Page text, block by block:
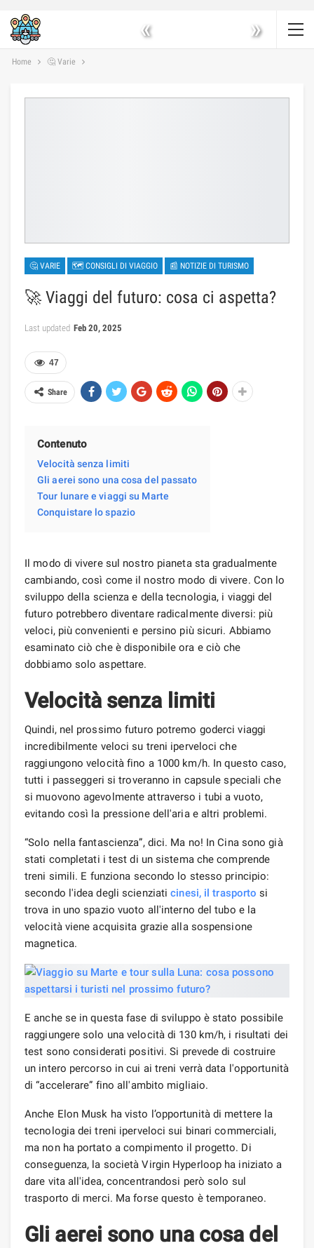
« »
Home 🤔 Varie
🤔 VARIE 🗺 CONSIGLI DI VIAGGIO 📰 NOTIZIE DI TURISMO
🚀 Viaggi del futuro: cosa ci aspetta?
Last updated Feb 20, 2025
47
Share
Contenuto
Velocità senza limiti
Gli aerei sono una cosa del passato
Tour lunare e viaggi su Marte
Conquistare lo spazio
Il modo di vivere sul nostro pianeta sta gradualmente
cambiando, così come il nostro modo di vivere. Con lo
sviluppo della scienza e della tecnologia, i viaggi del
futuro potrebbero diventare radicalmente diversi: più
veloci, più convenienti e persino più sicuri. Abbiamo
esaminato ciò che è disponibile ora e ciò che
dobbiamo solo aspettare.
Velocità senza limiti
Quindi, nel prossimo futuro potremo goderci viaggi
incredibilmente veloci su treni iperveloci che
raggiungono velocità fino a 1000 km/h. In questo caso,
tutti i passeggeri si troveranno in capsule speciali che
si muovono agevolmente attraverso i tubi a vuoto,
evitando così la pressione dell'aria e altri problemi.
“Solo nella fantascienza”, dici. Ma no! In Cina sono già
stati completati i test di un sistema che comprende
treni simili. E funziona secondo lo stesso principio:
secondo l'idea degli scienziaticinesi, il trasporto si
trova in uno spazio vuoto all'interno del tubo e la
velocità viene acquisita grazie alla sospensione
magnetica.
E anche se in questa fase di sviluppo è stato possibile
raggiungere solo una velocità di 130 km/h, i risultati dei
test sono considerati positivi. Si prevede di costruire
un intero percorso in cui ai treni verrà data l'opportunità
di “accelerare” fino all'ambito migliaio.
Anche Elon Musk ha visto l’opportunità di mettere la
tecnologia dei treni iperveloci sui binari commerciali,
ma non ha portato a compimento il progetto. Di
conseguenza, la società Virgin Hyperloop ha iniziato a
dare vita all'idea, concentrandosi però solo sul
trasporto di merci. Ma forse questo è temporaneo.
Gli aerei sono una cosa del